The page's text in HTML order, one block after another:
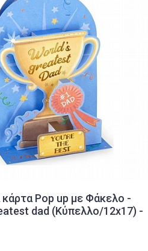
κάρτα Pop up με Φάκελο -
dad (Κύπελλο/12x17) -